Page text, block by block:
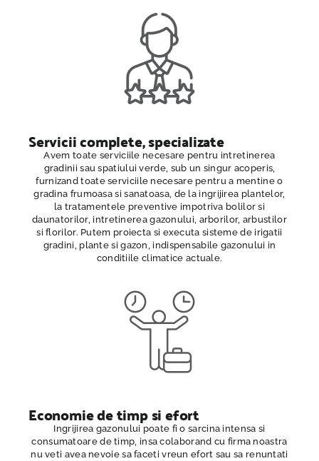
Servicii complete, specializate
Avem toate serviciile necesare pentru intretinerea
gradinii sau spatiului verde, sub un singur acoperis,
furnizand toate serviciile necesare pentru a mentine o
gradina frumoasa si sanatoasa, de la ingrijirea plantelor,
la tratamentele preventive impotriva bolilor si
daunatorilor, intretinerea gazonului, arborilor, arbustilor
si florilor. Putem proiecta si executa sisteme de irigatii
gradini, plante si gazon, indispensabile gazonului in
conditiile climatice actuale.
Economie de timp si efort
Ingrijirea gazonului poate fi o sarcina intensa si
consumatoare de timp, insa colaborand cu firma noastra
nu veti avea nevoie sa faceti vreun efort sau sa renuntati